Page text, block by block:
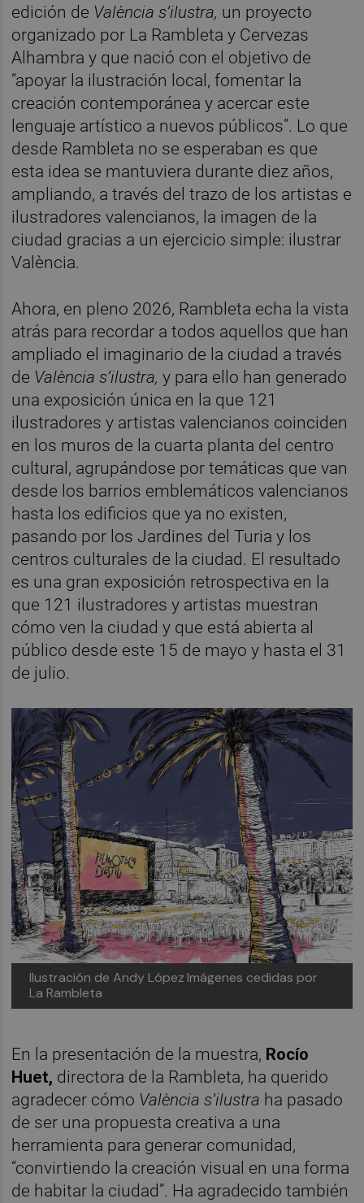
edición de València s’ilustra, un proyecto
organizado por La Rambleta y Cervezas
Alhambra y que nació con el objetivo de
“apoyar la ilustración local, fomentar la
creación contemporánea y acercar este
lenguaje artístico a nuevos públicos”. Lo que
desde Rambleta no se esperaban es que
esta idea se mantuviera durante diez años,
ampliando, a través del trazo de los artistas e
ilustradores valencianos, la imagen de la
ciudad gracias a un ejercicio simple: ilustrar
València.
Ahora, en pleno 2026, Rambleta echa la vista
atrás para recordar a todos aquellos que han
ampliado el imaginario de la ciudad a través
de València s’ilustra,y para ello han generado
una exposición única en la que 121
ilustradores y artistas valencianos coinciden
en los muros de la cuarta planta del centro
cultural, agrupándose por temáticas que van
desde los barrios emblemáticos valencianos
hasta los edificios que ya no existen,
pasando por los Jardines del Turia y los
centros culturales de la ciudad. El resultado
es una gran exposición retrospectiva en la
que 121 ilustradores y artistas muestran
cómo ven la ciudad y que está abierta al
público desde este 15 de mayo y hasta el 31
de julio.
Ilustración de Andy López Imágenes cedidas por
La Rambleta
En la presentación de la muestra, Rocío
Huet, directora de la Rambleta, ha querido
agradecer cómo València s’ilustra ha pasado
de ser una propuesta creativa a una
herramienta para generar comunidad,
“convirtiendo la creación visual en una forma
de habitar la ciudad”. Ha agradecido también